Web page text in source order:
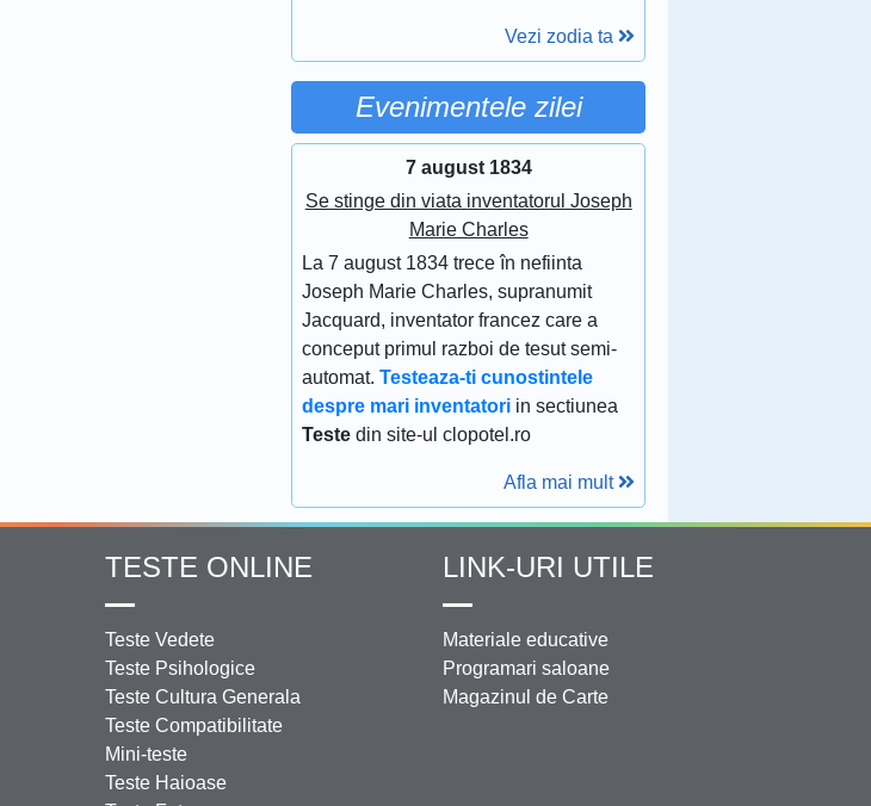
Vezi zodia ta
Evenimentele zilei
7 august 1834
Se stinge din viata inventatorul Joseph
Marie Charles
La 7 august 1834 trece în nefiinta
Joseph Marie Charles, supranumit
Jacquard, inventator francez care a
conceput primul razboi de tesut semi-
automat.Testeaza-ti cunostintele
despre mari inventatori in sectiunea
Teste din site-ul clopotel.ro
Afla mai mult
TESTE ONLINE
Teste Vedete
Teste Psihologice
Teste Cultura Generala
Teste Compatibilitate
Mini-teste
Teste Haioase
LINK-URI UTILE
Materiale educative
Programari saloane
Magazinul de Carte